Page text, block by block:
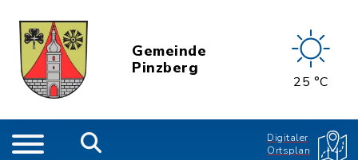
Gemeinde
Pinzberg
25 °C
Digitaler
Ortsplan